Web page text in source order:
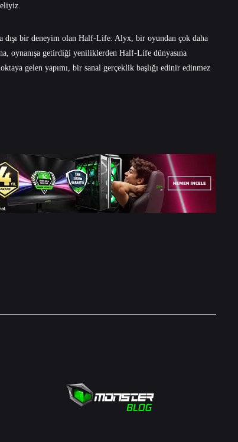
dışı bir deneyim olan Half-Life: Alyx, bir oyundan çok daha
oynanışa getirdiği yeniliklerden Half-Life dünyasına
gelen yapımı, bir sanal gerçeklik başlığı edinir edinmez